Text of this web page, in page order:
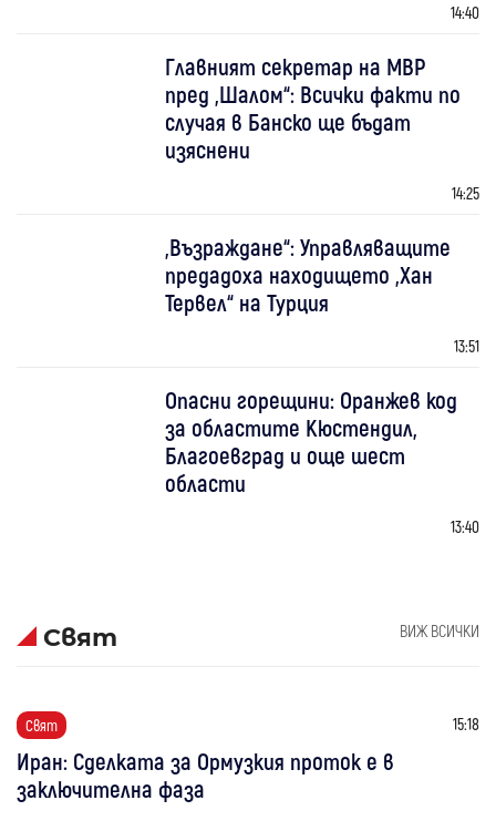
14:40
Главният секретар на МВР
пред „Шалом“: Всички факти по
случая в Банско ще бъдат
изяснени
14:25
„Възраждане“: Управляващите
предадоха находището „Хан
Тервел“ на Турция
13:51
Опасни горещини: Оранжев код
за областите Кюстендил,
Благоевград и още шест
области
13:40
Свят ВИЖ ВСИЧКИ
Свят 15:18
Иран: Сделката за Ормузкия проток е в
заключителна фаза